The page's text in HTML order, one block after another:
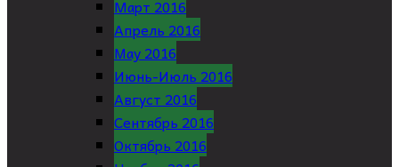
Март 2016
Апрель 2016
May 2016
Июнь-Июль 2016
Август 2016
Сентябрь 2016
Октябрь 2016